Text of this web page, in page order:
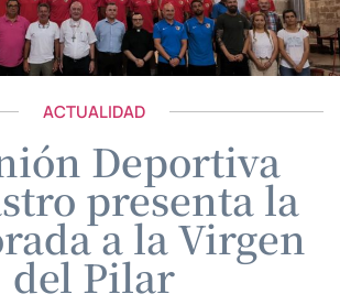
ACTUALIDAD
Deportiva
presenta la
a la Virgen
del Pilar